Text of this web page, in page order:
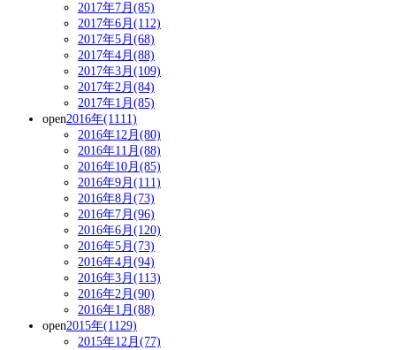
2017年7月(85)
2017年6月(112)
2017年5月(68)
2017年4月(88)
2017年3月(109)
2017年2月(84)
2017年1月(85)
open2016年(1111)
2016年12月(80)
2016年11月(88)
2016年10月(85)
2016年9月(111)
2016年8月(73)
2016年7月(96)
2016年6月(120)
2016年5月(73)
2016年4月(94)
2016年3月(113)
2016年2月(90)
2016年1月(88)
open2015年(1129)
2015年12月(77)